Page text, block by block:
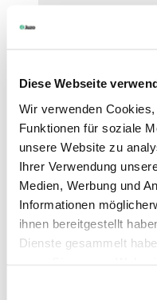
Diese Webseite
Wir verwenden
Funktionen für soziale
unsere Website zu
Ihrer Verwendung
Medien, Werbung und
Informationen
ihnen bereitgestellt
Dienste gesammelt